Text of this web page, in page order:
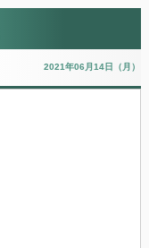
2021年06月14日（月）